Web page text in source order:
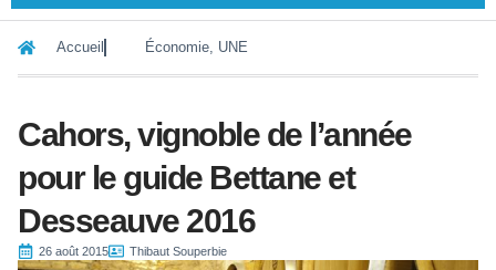
Accueil Économie, UNE
Cahors, vignoble de l’année
pour le guide Bettane et
Desseauve 2016
26 août 2015 Thibaut Souperbie